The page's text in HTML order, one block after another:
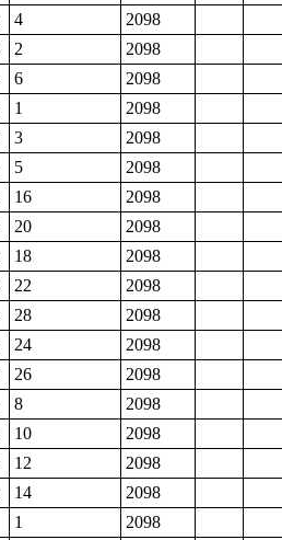
4
2098
2
2098
6
2098
1
2098
3
2098
5
2098
16
2098
20
2098
18
2098
22
2098
28
2098
24
2098
26
2098
8
2098
10
2098
12
2098
14
2098
1 2098